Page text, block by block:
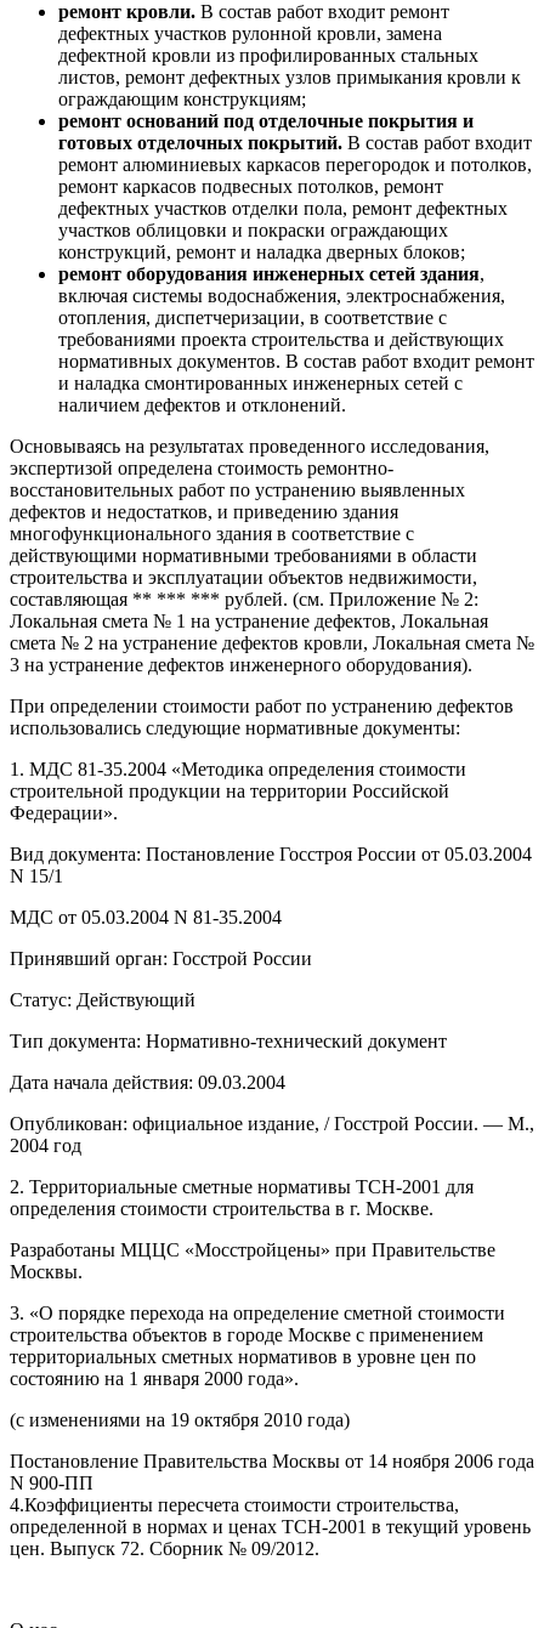
ремонт кровли. В состав работ входит ремонт
дефектных участков рулонной кровли, замена
дефектной кровли из профилированных стальных
листов, ремонт дефектных узлов примыкания кровли к
ограждающим конструкциям;
ремонт оснований под отделочные покрытия и
готовых отделочных покрытий. В состав работ входит
ремонт алюминиевых каркасов перегородок и потолков,
ремонт каркасов подвесных потолков, ремонт
дефектных участков отделки пола, ремонт дефектных
участков облицовки и покраски ограждающих
конструкций, ремонт и наладка дверных блоков;
ремонт оборудования инженерных сетей здания,
включая системы водоснабжения, электроснабжения,
отопления, диспетчеризации, в соответствие с
требованиями проекта строительства и действующих
нормативных документов. В состав работ входит ремонт
и наладка смонтированных инженерных сетей с
наличием дефектов и отклонений.
Основываясь на результатах проведенного исследования,
экспертизой определена стоимость ремонтно-
восстановительных работ по устранению выявленных
дефектов и недостатков, и приведению здания
многофункционального здания в соответствие с
действующими нормативными требованиями в области
строительства и эксплуатации объектов недвижимости,
составляющая ** *** *** рублей. (см. Приложение № 2:
Локальная смета № 1 на устранение дефектов, Локальная
смета № 2 на устранение дефектов кровли, Локальная смета №
3 на устранение дефектов инженерного оборудования).
При определении стоимости работ по устранению дефектов
использовались следующие нормативные документы:
1. МДС 81-35.2004 «Методика определения стоимости
строительной продукции на территории Российской
Федерации».
Вид документа: Постановление Госстроя России от 05.03.2004
N 15/1
МДС от 05.03.2004 N 81-35.2004
Принявший орган: Госстрой России
Статус: Действующий
Тип документа: Нормативно-технический документ
Дата начала действия: 09.03.2004
Опубликован: официальное издание, / Госстрой России. — М.,
2004 год
2. Территориальные сметные нормативы ТСН-2001 для
определения стоимости строительства в г. Москве.
Разработаны МЦЦС «Мосстройцены» при Правительстве
Москвы.
3. «О порядке перехода на определение сметной стоимости
строительства объектов в городе Москве с применением
территориальных сметных нормативов в уровне цен по
состоянию на 1 января 2000 года».
(с изменениями на 19 октября 2010 года)
Постановление Правительства Москвы от 14 ноября 2006 года
N 900-ПП
4.Коэффициенты пересчета стоимости строительства,
определенной в нормах и ценах ТСН-2001 в текущий уровень
цен. Выпуск 72. Сборник № 09/2012.